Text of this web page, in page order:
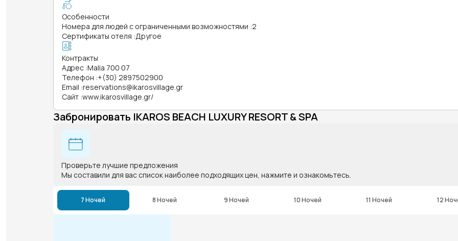
Особенности
Номера для людей с ограниченными возможностями :2
Сертификаты отеля :Другое
Контракты
Адрес :Malia 700 07
Телефон :+(30) 2897502900
Email :reservations@ikarosvillage.gr
Сайт :www.ikarosvillage.gr/
Забронировать IKAROS BEACH LUXURY RESORT & SPA
Проверьте лучшие предложения
Мы составили для вас список наиболее подходящих цен, нажмите и ознакомьтесь.
7 Ночей 8 Ночей 9 Ночей 10 Ночей 11 Ночей 12